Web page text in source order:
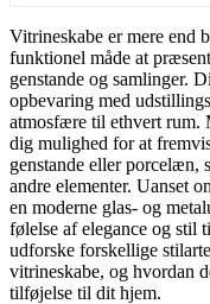
Vitrineskabe er mere end
funktionel måde at
genstande og samlinger.
opbevaring med
atmosfære til ethvert rum.
dig mulighed for at
genstande eller porcelæn,
andre elementer. Uanset
en moderne glas- og
følelse af elegance og stil
udforske forskellige
vitrineskabe, og hvordan
tilføjelse til dit hjem.